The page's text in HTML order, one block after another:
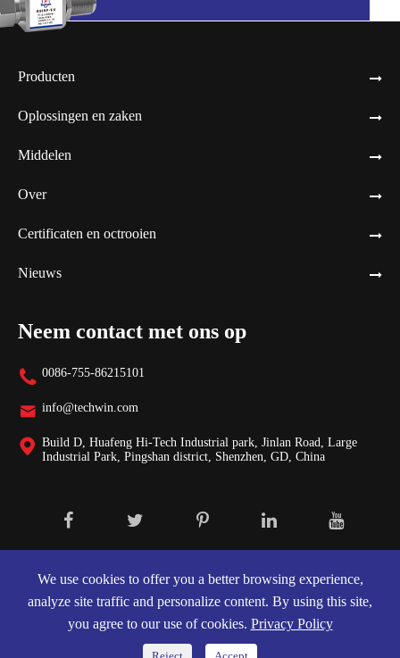
Producten
Oplossingen en zaken
Middelen
Over
Certificaten en octrooien
Nieuws
Neem contact met ons op
 0086-755-86215101
 info@techwin.com
 Build D, Huafeng Hi-Tech Industrial park, Jinlan Road, Large
Industrial Park, Pingshan district, Shenzhen, GD, China
Alle rechten voorbehouden.
Sitemap|Privacybeleid
We use cookies to offer you a better browsing experience,
analyze site traffic and personalize content. By using this site,
you agree to our use of cookies. Privacy Policy